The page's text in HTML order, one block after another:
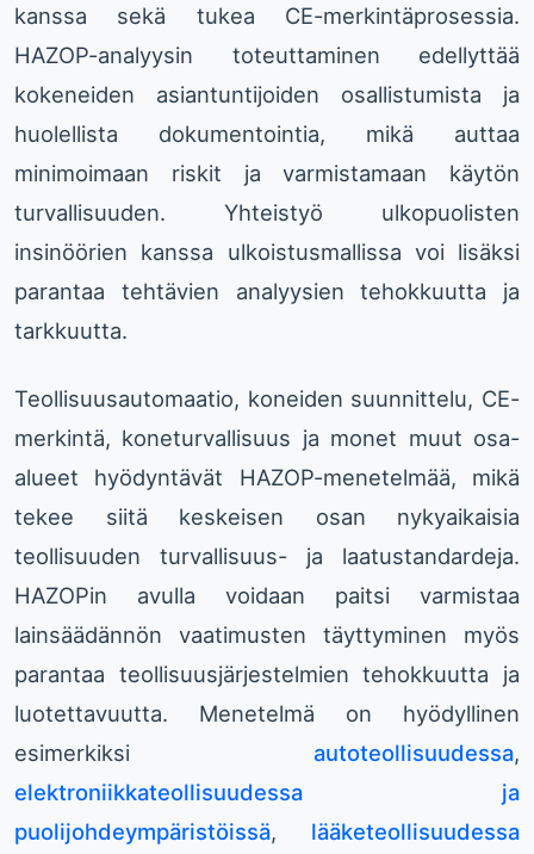
kanssa sekä tukea CE-merkintäprosessia.
HAZOP-analyysin toteuttaminen edellyttää
kokeneiden asiantuntijoiden osallistumista ja
huolellista dokumentointia, mikä auttaa
minimoimaan riskit ja varmistamaan käytön
turvallisuuden. Yhteistyö ulkopuolisten
insinöörien kanssa ulkoistusmallissa voi lisäksi
parantaa tehtävien analyysien tehokkuutta ja
tarkkuutta.
Teollisuusautomaatio, koneiden suunnittelu, CE-
merkintä, koneturvallisuus ja monet muut osa-
alueet hyödyntävät HAZOP-menetelmää, mikä
tekee siitä keskeisen osan nykyaikaisia
teollisuuden turvallisuus- ja laatustandardeja.
HAZOPin avulla voidaan paitsi varmistaa
lainsäädännön vaatimusten täyttyminen myös
parantaa teollisuusjärjestelmien tehokkuutta ja
luotettavuutta. Menetelmä on hyödyllinen
esimerkiksi autoteollisuudessa,
elektroniikkateollisuudessa ja
puolijohdeympäristöissä, lääketeollisuudessa